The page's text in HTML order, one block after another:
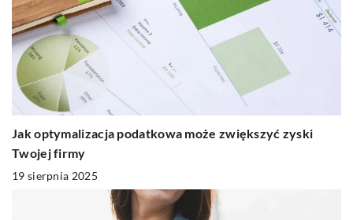
Jak optymalizacja podatkowa może zwiększyć zyski
Twojej firmy
19 sierpnia 2025